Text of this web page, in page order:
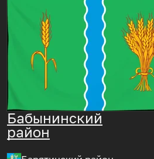
Бабынинский
район